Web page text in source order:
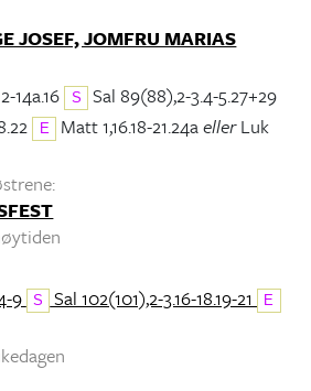
JOSEF, JOMFRU MARIAS
14a.16 S Sal 89(88),2-3.4-5.27+29
E Matt 1,16.18-21.24aellerLuk
9 S Sal 102(101),2-3.16-18.19-21 E